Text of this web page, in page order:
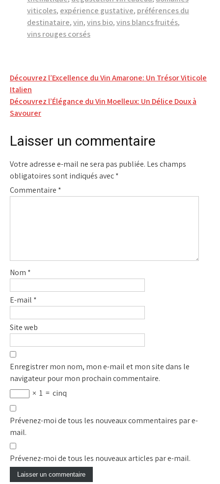
viticoles, expérience gustative, préférences du
destinataire,vin,vins bio,vins blancs fruités,
vins rouges corsés
Navigation
de
l’article
Découvrez l’Excellence du Vin Amarone: Un Trésor Viticole
Italien
Découvrez l’Élégance du Vin Moelleux: Un Délice Doux à
Savourer
Laisser un commentaire
Votre adresse e-mail ne sera pas publiée. Les champs
obligatoires sont indiqués avec*
Commentaire *
Nom *
E-mail *
Site web
Enregistrer mon nom, mon e-mail et mon site dans le
navigateur pour mon prochain commentaire.
× 1 = cinq
Prévenez-moi de tous les nouveaux commentaires par e-
mail.
Prévenez-moi de tous les nouveaux articles par e-mail.